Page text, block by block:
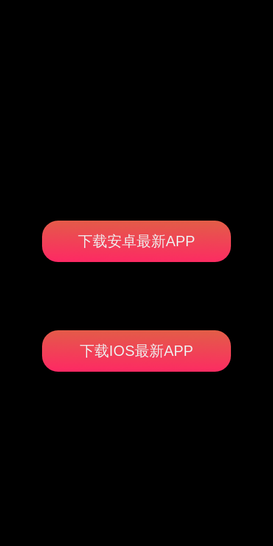
下载安卓最新APP
下载IOS最新APP